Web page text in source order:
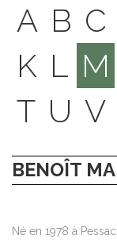
A B C
K L M
T U V
BENOÎT
Né en 1978 à